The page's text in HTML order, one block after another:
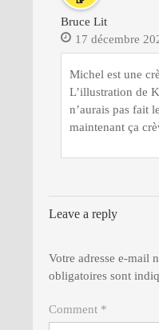
Bruce Lit
17 décembre
Michel est une
L’illustration de
n’aurais pas fait
maintenant ça
Leave a reply
Votre adresse e-mail
obligatoires sont
Comment *